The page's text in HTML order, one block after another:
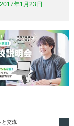
2017年1月23日
と交流